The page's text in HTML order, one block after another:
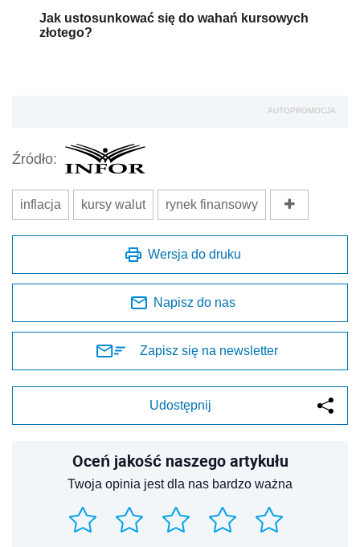
Jak ustosunkować się do wahań kursowych
złotego?
AUTOPROMOCJA
Źródło:
inflacja kursy walut rynek finansowy
Wersja do druku
Napisz do nas
Zapisz się na newsletter
Udostępnij
Oceń jakość naszego artykułu
Twoja opinia jest dla nas bardzo ważna